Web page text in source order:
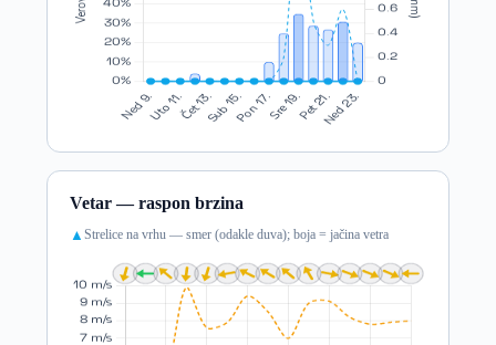
Vetar — raspon brzina
▲ Strelice na vrhu — smer (odakle duva); boja = jačina vetra